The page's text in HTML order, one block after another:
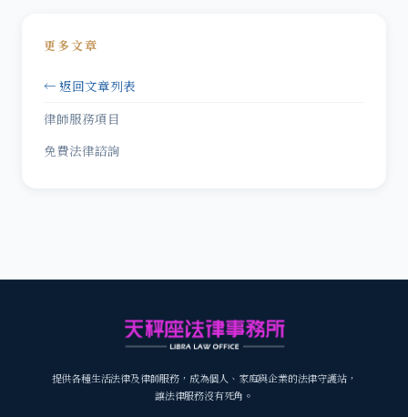
更多文章
← 返回文章列表
律師服務項目
免費法律諮詢
提供各種生活法律及律師服務，成為個人、家庭與企業的法律守護站，
讓法律服務沒有死角。